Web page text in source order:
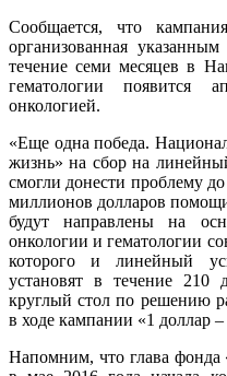
Сообщается, что
организованная
течение семи месяцев в
гематологии появится
онкологией.
«Еще одна победа.
жизнь» на сбор на
смогли донести проблему
миллионов долларов
будут направлены на
онкологии и гематологии
которого и линейный
установят в течение 210
круглый стол по решению
в ходе кампании «1 доллар
Напомним, что глава фонда